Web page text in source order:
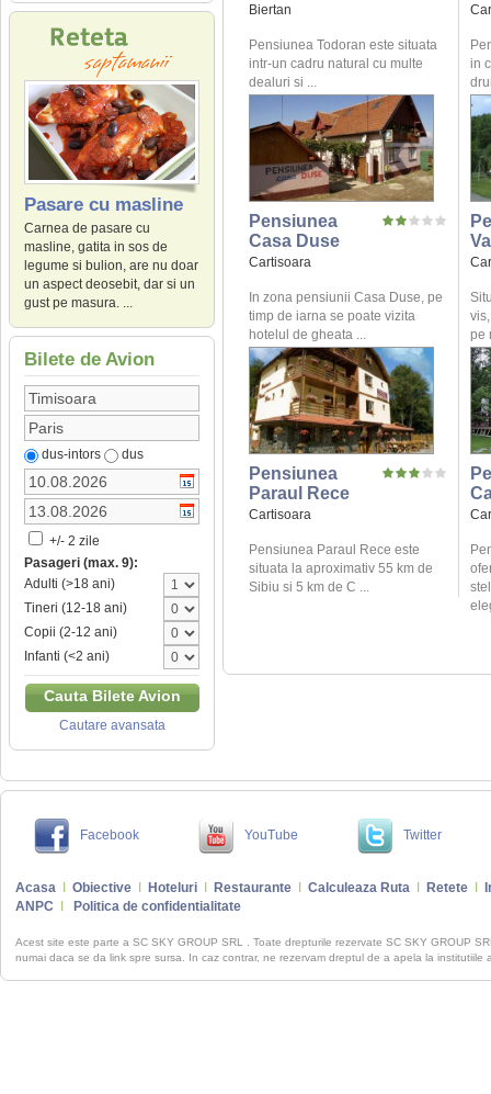
Pasare cu masline
Carnea de pasare cu
masline, gatita in sos de
legume si bulion, are nu doar
un aspect deosebit, dar si un
gust pe masura. ...
Bilete de Avion
dus-intors dus
+/- 2 zile
Pasageri (max. 9):
Adulti (>18 ani)
Tineri (12-18 ani)
Copii (2-12 ani)
Infanti (<2 ani)
Cauta Bilete Avion
Cautare avansata
Biertan
Pensiunea Todoran este situata
intr-un cadru natural cu multe
dealuri si ...
in
Pensiunea
Casa Duse
Cartisoara
In zona pensiunii Casa Duse, pe
timp de iarna se poate vizita
hotelul de gheata ...
pe
Pensiunea
Paraul Rece
Cartisoara
Pensiunea Paraul Rece este
situata la aproximativ 55 km de
Sibiu si 5 km de C ...
Facebook YouTube Twitter
Acasa Obiective Hoteluri Restaurante Calculeaza Ruta Retete
ANPC
Politica de confidentialitate
Acest site este parte a SC SKY GROUP SRL . Toate drepturile rezervate SC SKY GROUP
numai daca se da link spre sursa. In caz contrar, ne rezervam dreptul de a apela la institutiile